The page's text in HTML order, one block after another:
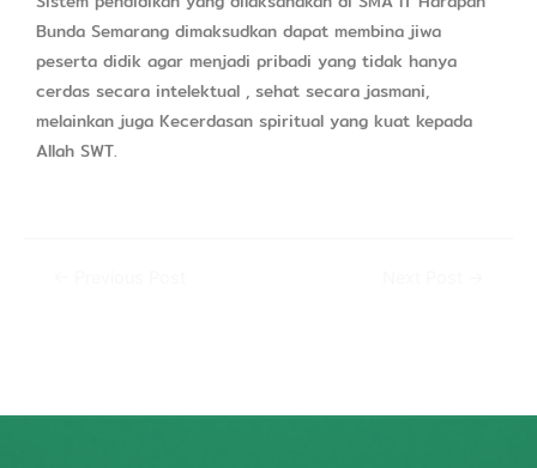
Bunda Semarang dimaksudkan dapat membina jiwa
peserta didik agar menjadi pribadi yang tidak hanya
cerdas secara intelektual , sehat secara jasmani,
melainkan juga Kecerdasan spiritual yang kuat kepada
Allah SWT.